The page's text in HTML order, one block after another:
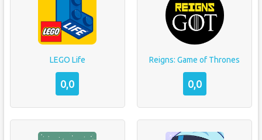
LEGO Life
0,0
Reigns: Game of Thrones
0,0